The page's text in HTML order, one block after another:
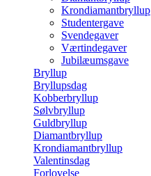
Krondiamantbryllup
Studentergave
Svendegaver
Værtindegaver
Jubilæumsgave
Bryllup
Bryllupsdag
Kobberbryllup
Sølvbryllup
Guldbryllup
Diamantbryllup
Krondiamantbryllup
Valentinsdag
Forlovelse